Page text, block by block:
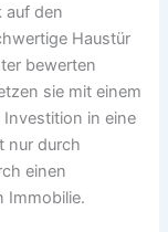
auf den
Haustür
bewerten
sie mit einem
Investition in eine
nur durch
einen
Immobilie.